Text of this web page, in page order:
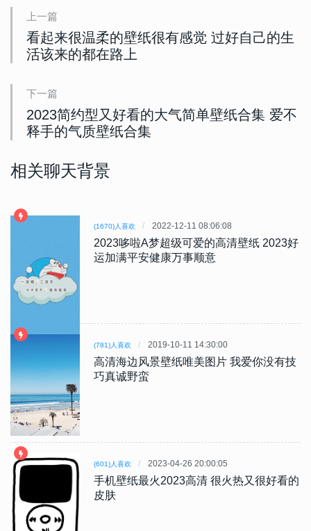
上一篇
看起来很温柔的壁纸很有感觉 过好自己的生
活该来的都在路上
下一篇
2023简约型又好看的大气简单壁纸合集 爱不
释手的气质壁纸合集
相关聊天背景
(1670)人喜欢 2022-12-11 08:06:08
2023哆啦A梦超级可爱的高清壁纸 2023好
运加满平安健康万事顺意
(781)人喜欢 2019-10-11 14:30:00
高清海边风景壁纸唯美图片 我爱你没有技
巧真诚野蛮
(601)人喜欢 2023-04-26 20:00:05
手机壁纸最火2023高清 很火热又很好看的
皮肤